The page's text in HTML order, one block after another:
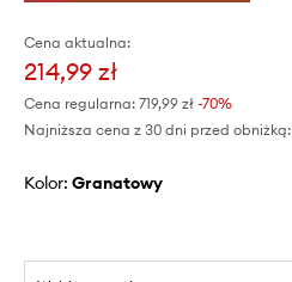
Cena aktualna:
214,99 zł
Cena regularna: 719,99 zł -70%
Najniższa cena z 30 dni przed obniżką:
Kolor: granatowy